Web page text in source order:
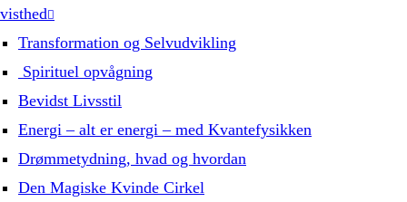
Transformation og Selvudvikling
Spirituel opvågning
Bevidst Livsstil
Energi – alt er energi – med Kvantefysikken
Drømmetydning, hvad og hvordan
Den Magiske Kvinde Cirkel